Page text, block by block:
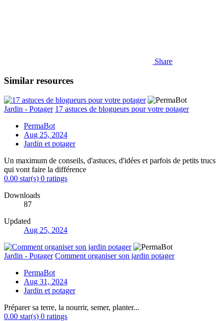
Share
Similar resources
Jardin - Potager 17 astuces de blogueurs pour votre potager
PermaBot
Aug 25, 2024
Jardin et potager
Un maximum de conseils, d'astuces, d'idées et parfois de petits trucs
qui vont faire la différence
0.00 star(s) 0 ratings
Downloads
87
Updated
Aug 25, 2024
Jardin - Potager Comment organiser son jardin potager
PermaBot
Aug 31, 2024
Jardin et potager
Préparer sa terre, la nourrir, semer, planter...
0.00 star(s) 0 ratings